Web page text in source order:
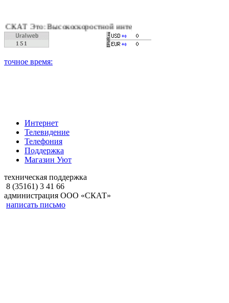
Это: Высокоскоростной интернет, качественное цифровое и
Интернет
Телевидение
Телефония
Поддержка
Магазин Уют
техническая поддержка
8 (35161) 3 41 66
администрация ООО «СКАТ»
написать письмо